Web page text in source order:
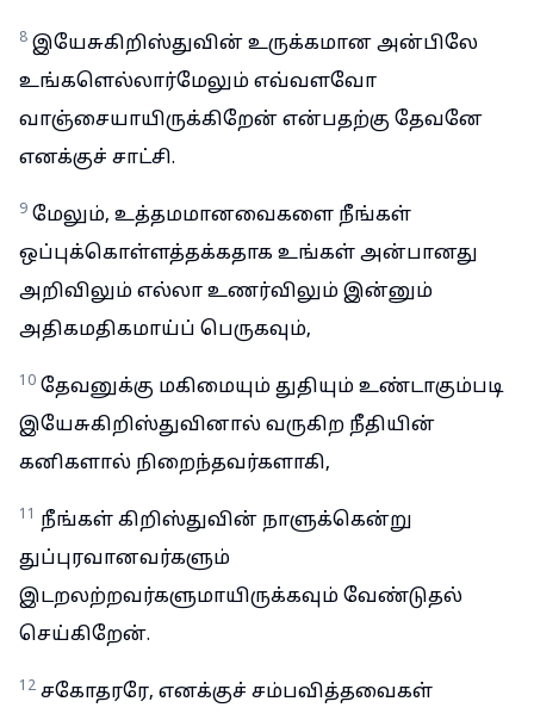
8 இயேசுகிறிஸ்துவின் உருக்கமான அன்பிலே
உங்களெல்லார்மேலும் எவ்வளவோ
வாஞ்சையாயிருக்கிறேன் என்பதற்கு தேவனே
எனக்குச் சாட்சி.
9 மேலும், உத்தமமானவைகளை நீங்கள்
ஒப்புக்கொள்ளத்தக்கதாக உங்கள் அன்பானது
அறிவிலும் எல்லா உணர்விலும் இன்னும்
அதிகமதிகமாய்ப் பெருகவும்,
10 தேவனுக்கு மகிமையும் துதியும் உண்டாகும்படி
இயேசுகிறிஸ்துவினால் வருகிற நீதியின்
கனிகளால் நிறைந்தவர்களாகி,
11 நீங்கள் கிறிஸ்துவின் நாளுக்கென்று
துப்புரவானவர்களும்
இடறலற்றவர்களுமாயிருக்கவும் வேண்டுதல்
செய்கிறேன்.
12 சகோதரரே, எனக்குச் சம்பவித்தவைகள்